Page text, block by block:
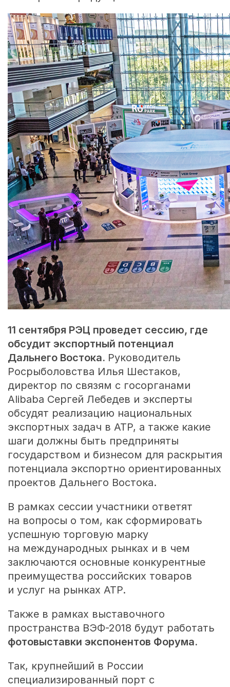
11 сентября РЭЦ проведет сессию, где
обсудит экспортный потенциал
Дальнего Востока. Руководитель
Росрыболовства Илья Шестаков,
директор по связям с госорганами
Alibaba Сергей Лебедев и эксперты
обсудят реализацию национальных
экспортных задач в АТР, а также какие
шаги должны быть предприняты
государством и бизнесом для раскрытия
потенциала экспортно ориентированных
проектов Дальнего Востока.
В рамках сессии участники ответят
на вопросы о том, как сформировать
успешную торговую марку
на международных рынках и в чем
заключаются основные конкурентные
преимущества российских товаров
и услуг на рынках АТР.
Также в рамках выставочного
пространства ВЭФ-2018 будут работать
фотовыставки экспонентов Форума.
Так, крупнейший в России
специализированный порт с